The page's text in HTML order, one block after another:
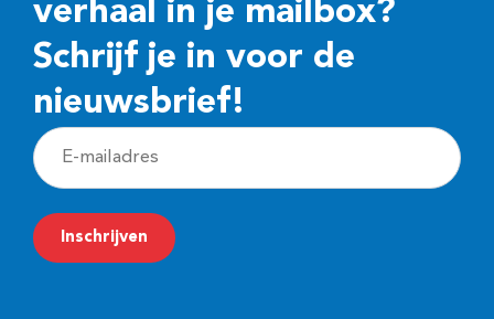
verhaal in je mailbox?
Schrijf je in voor de
nieuwsbrief!
E
-
m
a
Inschrijven